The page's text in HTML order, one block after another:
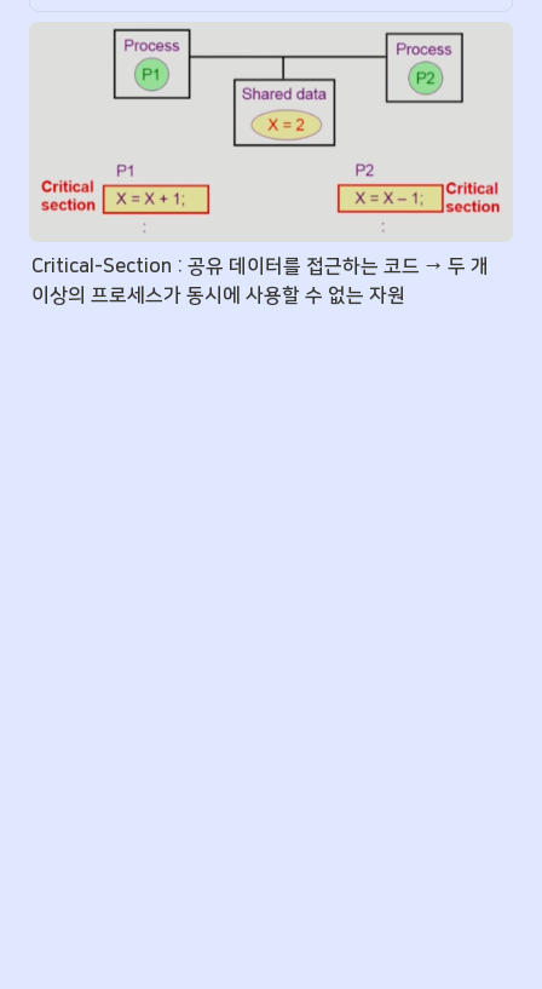
Critical-Section : 공유 데이터를 접근하는 코드 → 두 개
이상의 프로세스가 동시에 사용할 수 없는 자원